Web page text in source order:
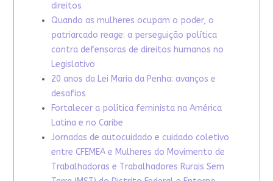
direitos
Quando as mulheres ocupam o poder, o
patriarcado reage: a perseguição política
contra defensoras de direitos humanos no
Legislativo
20 anos da Lei Maria da Penha: avanços e
desafios
Fortalecer a política feminista na América
Latina e no Caribe
Jornadas de autocuidado e cuidado coletivo
entre CFEMEA e Mulheres do Movimento de
Trabalhadoras e Trabalhadores Rurais Sem